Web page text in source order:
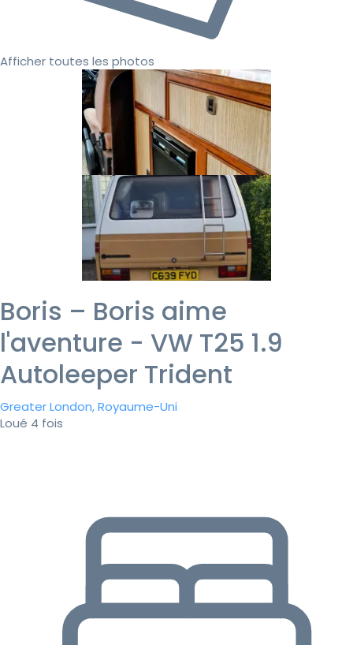
Afficher toutes les photos
Boris – Boris aime
l'aventure - VW T25 1.9
Autoleeper Trident
Greater London, Royaume-Uni
Loué 4 fois